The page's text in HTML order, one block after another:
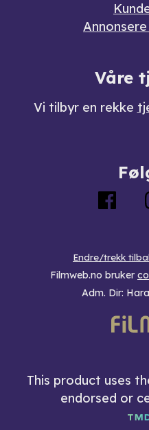
Våre
Vi tilbyr en rekke
Endre/trekk
Filmweb.no bruker
Adm. Dir:
This product uses
endorsed or